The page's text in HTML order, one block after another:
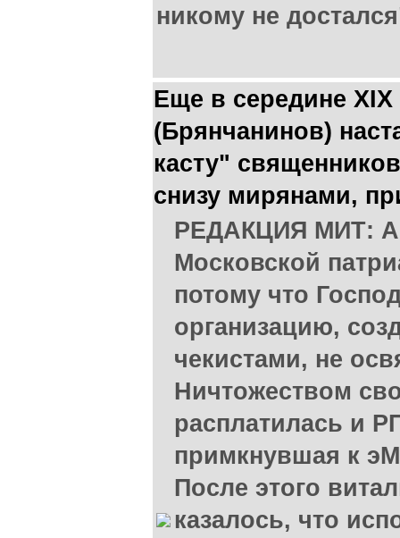
никому не
Еще в середине XIX
(Брянчанинов)
касту"
снизу мирянами,
РЕДАКЦИЯ МИТ:
Московской
потому что
организацию,
чекистами, не
Ничтожеством
расплатилась и
примкнувшая к
После этого
казалось, что